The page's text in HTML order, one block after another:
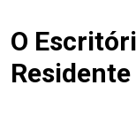
O
Residente